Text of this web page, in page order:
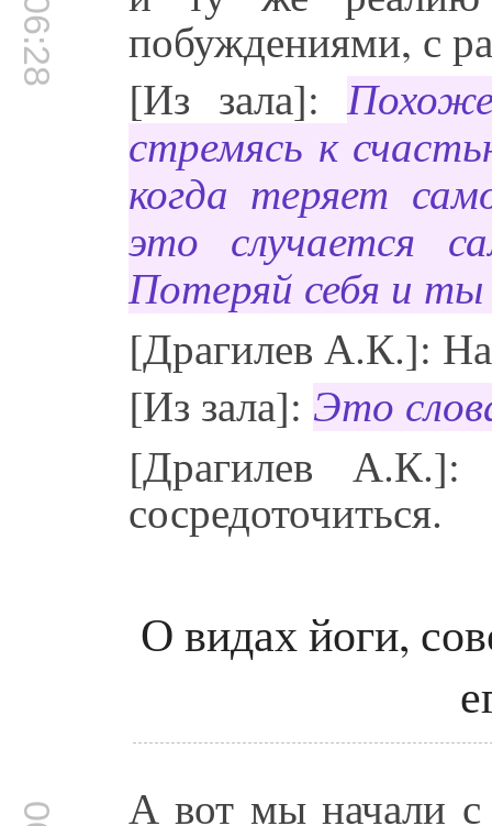
побуждениями, с
[Из зала]:
стремясь к
когда теряет
это случается
Потеряй себя и
[Драгилев А.К.]:
[Из зала]: Это
[Драгилев А.К.]:
сосредоточиться.
О видах йоги,
А вот мы начали с